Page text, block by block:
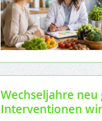
Wechseljahre
Interventionen